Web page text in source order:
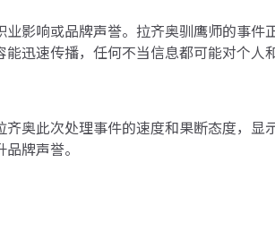
影响或品牌声誉。拉齐奥驯鹰师的事件
迅速传播，任何不当信息都可能对个人
奥此次处理事件的速度和果断态度，显
牌声誉。